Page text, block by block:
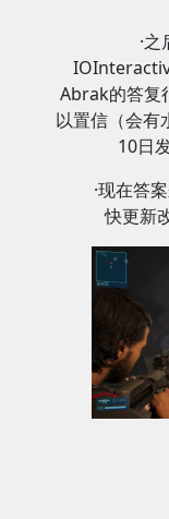
·
Abrak的答复
以置信（会有
10日
·现在答
快更新